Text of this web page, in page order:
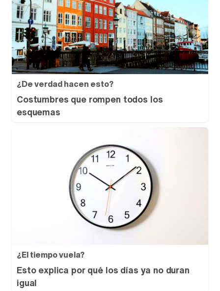
¿De verdad hacen esto?
Costumbres que rompen todos los
esquemas
¿El tiempo vuela?
Esto explica por qué los días ya no duran
igual